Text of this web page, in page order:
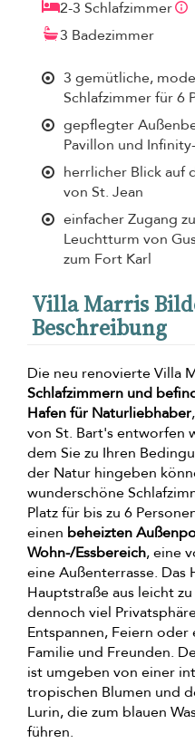
2-3 Schlafzimmer
3 Badezimmer
3 gemütliche,
Schlafzimmer für 6
gepflegter
Pavillon und
herrlicher Blick auf
von St. Jean
einfacher Zugang
Leuchtturm von
zum Fort Karl
Villa Marris
Beschreibung
Die neu renovierte Villa
Schlafzimmern und
Hafen für Naturliebhaber
von St. Bart's entworfen
dem Sie zu Ihren
der Natur hingeben
wunderschöne
Platz für bis zu 6
einen beheizten
Wohn-/Essbereich, eine
eine Außenterrasse. Das
Hauptstraße aus leicht
dennoch viel
Entspannen, Feiern
Familie und Freunden.
ist umgeben von einer
tropischen Blumen und
Lurin, die zum blauen
führen.